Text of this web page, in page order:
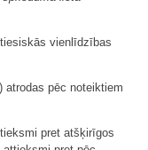
vienlīdzības
atrodas pēc noteiktiem
pret atšķirīgos